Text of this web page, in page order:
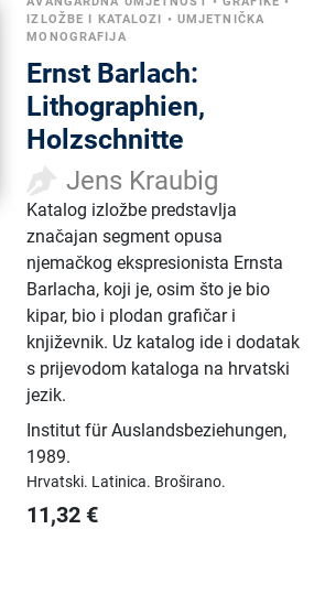
IZLOŽBE I KATALOZI • UMJETNIČKA
MONOGRAFIJA
Ernst Barlach:
Lithographien,
Holzschnitte
Jens Kraubig
Katalog izložbe predstavlja
značajan segment opusa
njemačkog ekspresionista Ernsta
Barlacha, koji je, osim što je bio
kipar, bio i plodan grafičar i
književnik. Uz katalog ide i dodatak
s prijevodom kataloga na hrvatski
jezik.
Institut für Auslandsbeziehungen,
1989.
Hrvatski. Latinica. Broširano.
11,32 €